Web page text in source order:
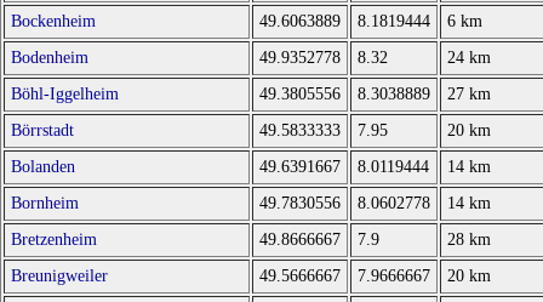
Bockenheim
49.6063889 8.1819444
6 km
Bodenheim
49.9352778 8.32
24 km
Böhl-Iggelheim
49.3805556 8.3038889
27 km
Börrstadt
49.5833333 7.95
20 km
Bolanden
49.6391667 8.0119444
14 km
Bornheim
49.7830556 8.0602778
14 km
Bretzenheim
49.8666667 7.9
28 km
Breunigweiler
49.5666667 7.9666667
20 km